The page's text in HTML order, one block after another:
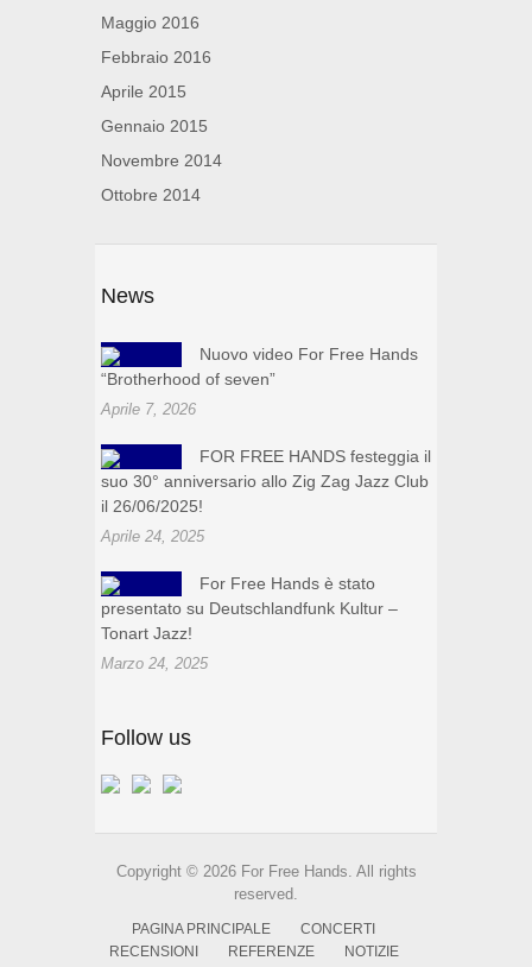
Maggio 2016
Febbraio 2016
Aprile 2015
Gennaio 2015
Novembre 2014
Ottobre 2014
News
Nuovo video For Free Hands
“Brotherhood of seven”
Aprile 7, 2026
FOR FREE HANDS festeggia il
suo 30° anniversario allo Zig Zag Jazz Club
il 26/06/2025!
Aprile 24, 2025
For Free Hands è stato
presentato su Deutschlandfunk Kultur –
Tonart Jazz!
Marzo 24, 2025
Follow us
Copyright © 2026 For Free Hands. All rights
reserved.
PAGINA PRINCIPALE
CONCERTI
RECENSIONI
REFERENZE
NOTIZIE